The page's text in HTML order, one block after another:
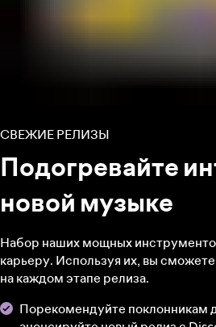
СВЕЖИЕ РЕЛИЗЫ
Подогревайте
новой музыке
Набор наших мощных
карьеру. Используя их, вы
на каждом этапе релиза.
Порекомендуйте поклонникам